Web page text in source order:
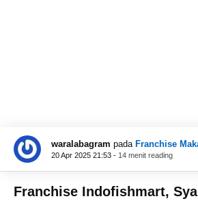
waralabagram pada Franchise
20 Apr 2025 21:53 - 14 menit reading
Franchise Indofishmart,